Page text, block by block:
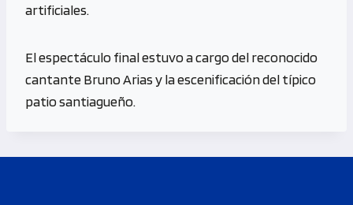
artificiales.
El espectáculo final estuvo a cargo del reconocido
cantante Bruno Arias y la escenificación del típico
patio santiagueño.